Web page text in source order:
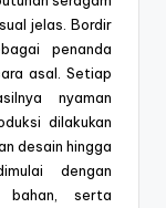
jelas. Bordir
penanda
asal. Setiap
nyaman
dilakukan
desain hingga
dengan
bahan, serta